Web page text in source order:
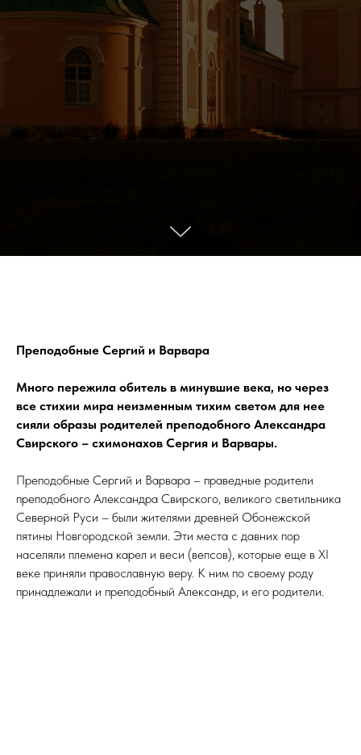
Преподобные Сергий и Варвара
Много пережила обитель в минувшие века, но через
все стихии мира неизменным тихим светом для нее
сияли образы родителей преподобного Александра
Свирского – схимонахов Сергия и Варвары.
Преподобные Сергий и Варвара – праведные родители
преподобного Александра Свирского, великого светильника
Северной Руси – были жителями древней Обонежской
пятины Новгородской земли. Эти места с давних пор
населяли племена карел и веси (вепсов), которые еще в XI
веке приняли православную веру. К ним по своему роду
принадлежали и преподобный Александр, и его родители.